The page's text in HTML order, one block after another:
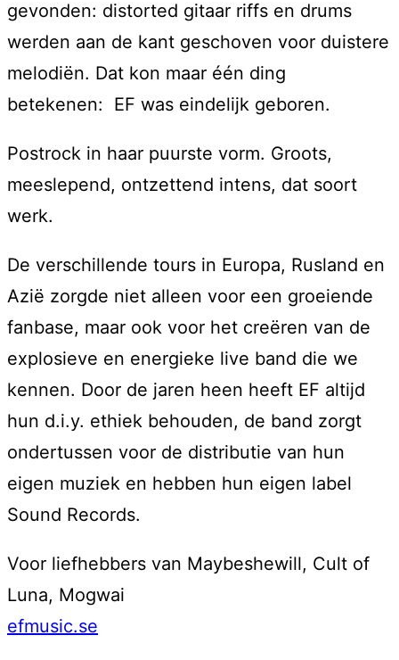
gevonden: distorted gitaar riffs en drums
werden aan de kant geschoven voor duistere
melodiën. Dat kon maar één ding
betekenen: EF was eindelijk geboren.
Postrock in haar puurste vorm. Groots,
meeslepend, ontzettend intens, dat soort
werk.
De verschillende tours in Europa, Rusland en
Azië zorgde niet alleen voor een groeiende
fanbase, maar ook voor het creëren van de
explosieve en energieke live band die we
kennen. Door de jaren heen heeft EF altijd
hun d.i.y. ethiek behouden, de band zorgt
ondertussen voor de distributie van hun
eigen muziek en hebben hun eigen label
Sound Records.
Voor liefhebbers van Maybeshewill, Cult of
Luna, Mogwai
efmusic.se